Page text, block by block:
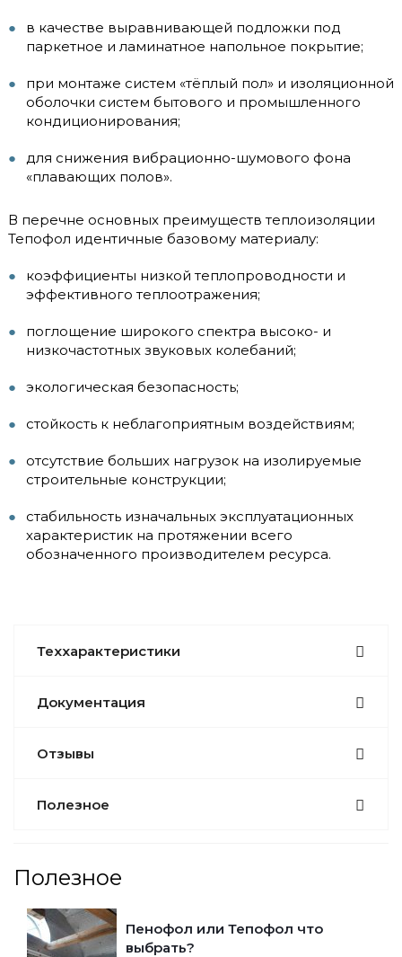
в качестве выравнивающей подложки под
паркетное и ламинатное напольное покрытие;
при монтаже систем «тёплый пол» и изоляционной
оболочки систем бытового и промышленного
кондиционирования;
для снижения вибрационно-шумового фона
«плавающих полов».
В перечне основных преимуществ теплоизоляции
Тепофол идентичные базовому материалу:
коэффициенты низкой теплопроводности и
эффективного теплоотражения;
поглощение широкого спектра высоко- и
низкочастотных звуковых колебаний;
экологическая безопасность;
стойкость к неблагоприятным воздействиям;
отсутствие больших нагрузок на изолируемые
строительные конструкции;
стабильность изначальных эксплуатационных
характеристик на протяжении всего
обозначенного производителем ресурса.
Теххарактеристики
Документация
Отзывы
Полезное
Полезное
Пенофол или Тепофол что
выбрать?